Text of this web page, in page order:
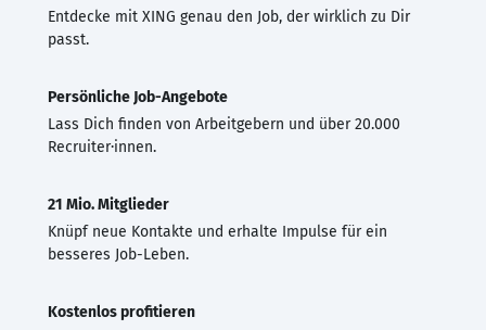
Entdecke mit XING genau den Job, der wirklich zu Dir
passt.
Persönliche Job-Angebote
Lass Dich finden von Arbeitgebern und über 20.000
Recruiter·innen.
21 Mio. Mitglieder
Knüpf neue Kontakte und erhalte Impulse für ein
besseres Job-Leben.
Kostenlos profitieren